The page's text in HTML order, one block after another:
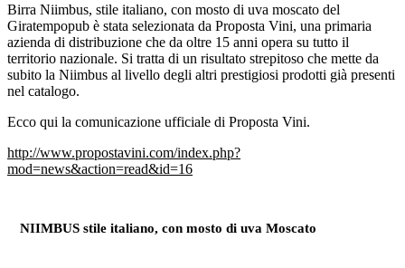
Birra Niimbus, stile italiano, con mosto di uva moscato del
Giratempopub è stata selezionata da Proposta Vini, una primaria
azienda di distribuzione che da oltre 15 anni opera su tutto il
territorio nazionale. Si tratta di un risultato strepitoso che mette da
subito la Niimbus al livello degli altri prestigiosi prodotti già presenti
nel catalogo.
Ecco qui la comunicazione ufficiale di Proposta Vini.
http://www.propostavini.com/index.php?
mod=news&action=read&id=16
NIIMBUS stile italiano, con mosto di uva Moscato